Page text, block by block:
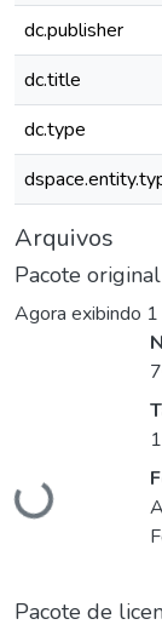
dc.publisher
dc.title
dc.type
Arquivos
Pacote original
Agora exibindo
Carregando...
Pacote de